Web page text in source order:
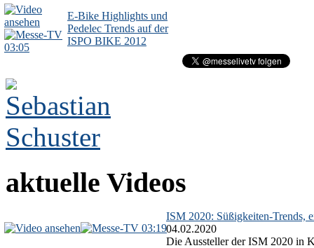
03:05
E-Bike Highlights und
Pedelec Trends auf der
ISPO BIKE 2012
aktuelle Videos
03:19
ISM 2020: Süßigkeiten-Trends,
04.02.2020
Die Aussteller der ISM 2020 in